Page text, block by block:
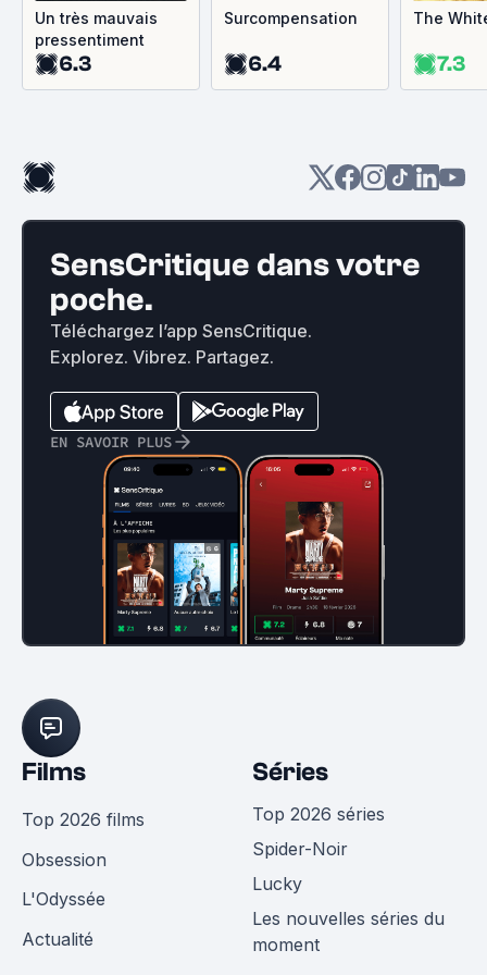
Un très mauvais
pressentiment
6.3
Surcompensation
6.4
The
7.3
SensCritique dans votre
poche.
Téléchargez l’app SensCritique.
Explorez. Vibrez. Partagez.
EN SAVOIR PLUS
Films
Top 2026 films
Obsession
L'Odyssée
Actualité
Séries
Top 2026 séries
Spider-Noir
Lucky
Les nouvelles séries du
moment